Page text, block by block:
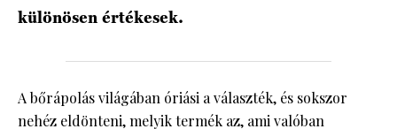
különösen értékesek.
A bőrápolás világában óriási a választék, és sokszor
nehéz eldönteni, melyik termék az, ami valóban